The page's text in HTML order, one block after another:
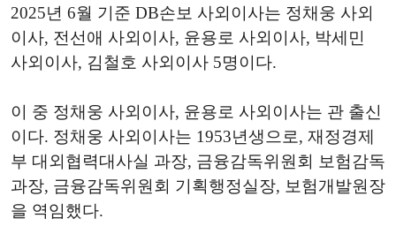
2025년 6월 기준 DB손보 사외이사는 정채웅 사외
이사, 전선애 사외이사, 윤용로 사외이사, 박세민
사외이사, 김철호 사외이사 5명이다.
이 중 정채웅 사외이사, 윤용로 사외이사는 관 출신
이다. 정채웅 사외이사는 1953년생으로, 재정경제
부 대외협력대사실 과장, 금융감독위원회 보험감독
과장, 금융감독위원회 기획행정실장, 보험개발원장
을 역임했다.